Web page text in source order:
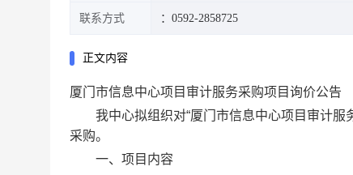
联系方式 ：0592-2858725
正文内容
厦门市信息中心项目审计服务采购项目询价公告
我中心拟组织对“厦门市信息中心项目审计服
采购。
一、项目内容